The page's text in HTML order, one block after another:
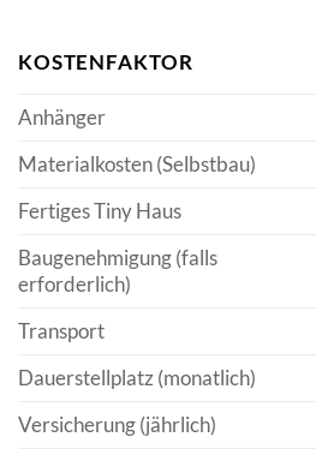
KOSTENFAKTOR
Anhänger
Materialkosten (Selbstbau)
Fertiges Tiny Haus
Baugenehmigung (falls
erforderlich)
Transport
Dauerstellplatz (monatlich)
Versicherung (jährlich)